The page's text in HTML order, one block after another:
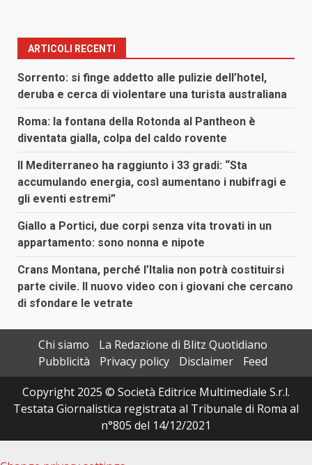
ARTICOLI RECENTI
Sorrento: si finge addetto alle pulizie dell’hotel,
deruba e cerca di violentare una turista australiana
Roma: la fontana della Rotonda al Pantheon è
diventata gialla, colpa del caldo rovente
Il Mediterraneo ha raggiunto i 33 gradi: “Sta
accumulando energia, così aumentano i nubifragi e
gli eventi estremi”
Giallo a Portici, due corpi senza vita trovati in un
appartamento: sono nonna e nipote
Crans Montana, perché l’Italia non potrà costituirsi
parte civile. Il nuovo video con i giovani che cercano
di sfondare le vetrate
Chi siamo
La Redazione di Blitz Quotidiano
Pubblicità
Privacy policy Disclaimer
Feed
Copyright 2025 © Società Editrice Multimediale S.r.l.
Testata Giornalistica registrata al Tribunale di Roma al
n°805 del 14/12/2021